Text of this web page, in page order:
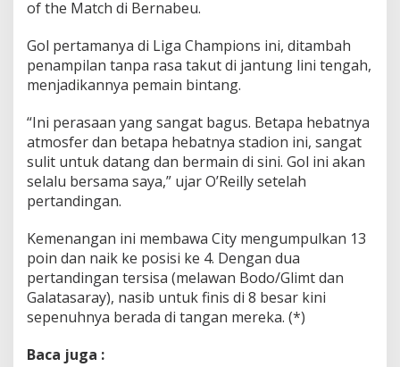
of the Match di Bernabeu.
Gol pertamanya di Liga Champions ini, ditambah
penampilan tanpa rasa takut di jantung lini tengah,
menjadikannya pemain bintang.
“Ini perasaan yang sangat bagus. Betapa hebatnya
atmosfer dan betapa hebatnya stadion ini, sangat
sulit untuk datang dan bermain di sini. Gol ini akan
selalu bersama saya,” ujar O’Reilly setelah
pertandingan.
Kemenangan ini membawa City mengumpulkan 13
poin dan naik ke posisi ke 4. Dengan dua
pertandingan tersisa (melawan Bodo/Glimt dan
Galatasaray), nasib untuk finis di 8 besar kini
sepenuhnya berada di tangan mereka. (*)
Baca juga :